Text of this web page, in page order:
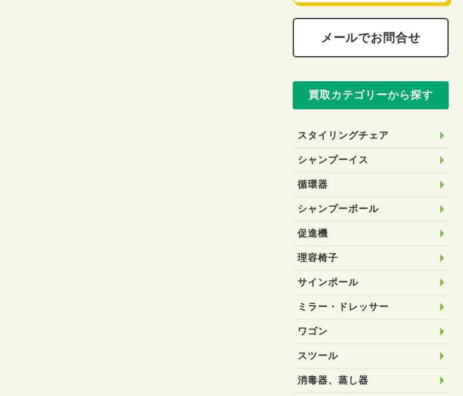
メールでお問合せ
買取カテゴリーから探す
スタイリングチェア
シャンプーイス
循環器
シャンプーボール
促進機
理容椅子
サインポール
ミラー・ドレッサー
ワゴン
スツール
消毒器、蒸し器